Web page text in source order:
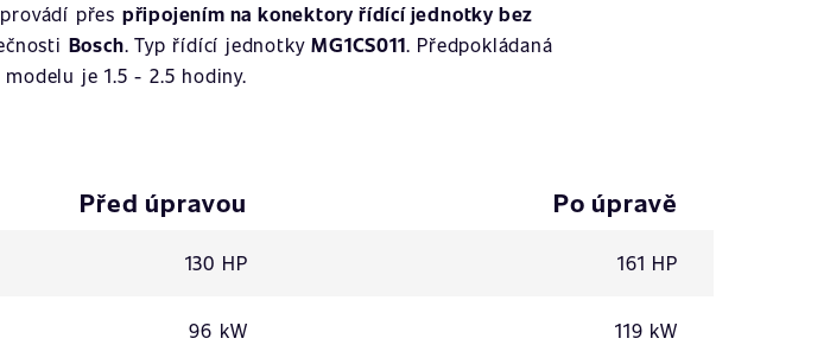
přes připojením na konektory řídící jednotky bez
Bosch. Typ řídící jednotkyMG1CS011. Předpokládaná
je 1.5 - 2.5 hodiny.
Před úpravou Po úpravě
130 HP 161 HP
96 kW 119 kW